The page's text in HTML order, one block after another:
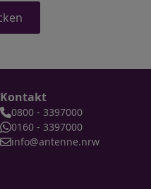
Kontakt
0800 - 3397000
0160 - 3397000
info@antenne.nrw